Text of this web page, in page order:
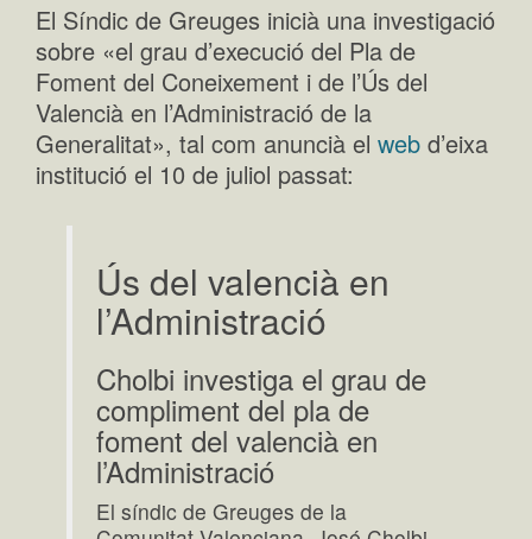
El Síndic de Greuges inicià una investigació
sobre «el grau d’execució del Pla de
Foment del Coneixement i de l’Ús del
Valencià en l’Administració de la
Generalitat», tal com anuncià el web d’eixa
institució el 10 de juliol passat:
Ús del valencià en
l’Administració
Cholbi investiga el grau de
compliment del pla de
foment del valencià en
l’Administració
El síndic de Greuges de la